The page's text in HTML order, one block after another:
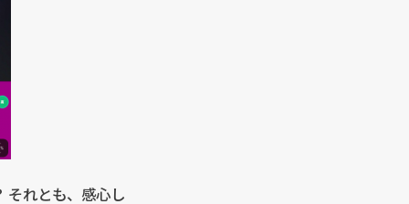
それとも、感心し